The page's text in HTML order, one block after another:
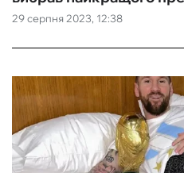
29 серпня 2023, 12:38